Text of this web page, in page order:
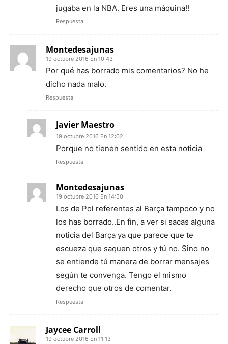
jugaba en la NBA. Eres una máquina!!
Respuesta
Montedesajunas
19 octubre 2016 En 10:43
Por qué has borrado mis comentarios? No he
dicho nada malo.
Respuesta
Javier Maestro
19 octubre 2016 En 12:02
Porque no tienen sentido en esta noticia
Respuesta
Montedesajunas
19 octubre 2016 En 14:50
Los de Pol referentes al Barça tampoco y no
los has borrado..En fin, a ver si sacas alguna
noticia del Barça ya que parece que te
escueza que saquen otros y tú no. Sino no
se entiende tú manera de borrar mensajes
según te convenga. Tengo el mismo
derecho que otros de comentar.
Respuesta
Jaycee Carroll
19 octubre 2016 En 11:13